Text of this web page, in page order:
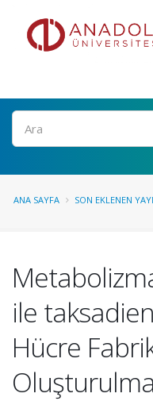
Ara
ANA SAYFA SON EKLENEN
ile
Hücre